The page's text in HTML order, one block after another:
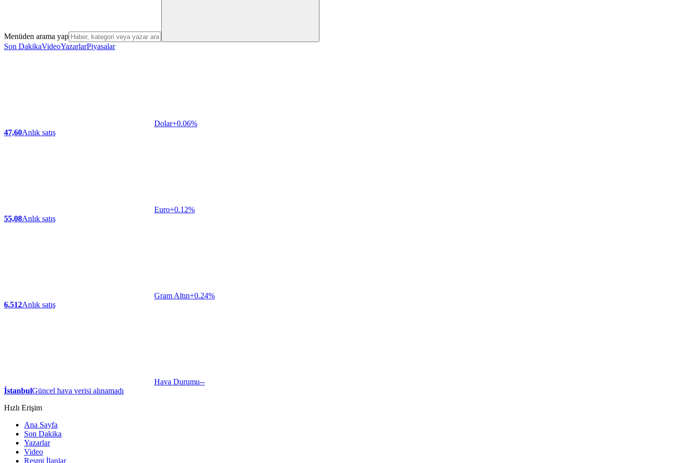
Menüden arama yap
Son DakikaVideoYazarlarPiyasalar
Dolar+0.06%
47,60Anlık satış
Euro+0.12%
55,08Anlık satış
Gram Altın+0.24%
6.512Anlık satış
Hava Durumu--
İstanbulGüncel hava verisi alınamadı
Hızlı Erişim
Ana Sayfa
Son Dakika
Yazarlar
Video
Resmi İlanlar